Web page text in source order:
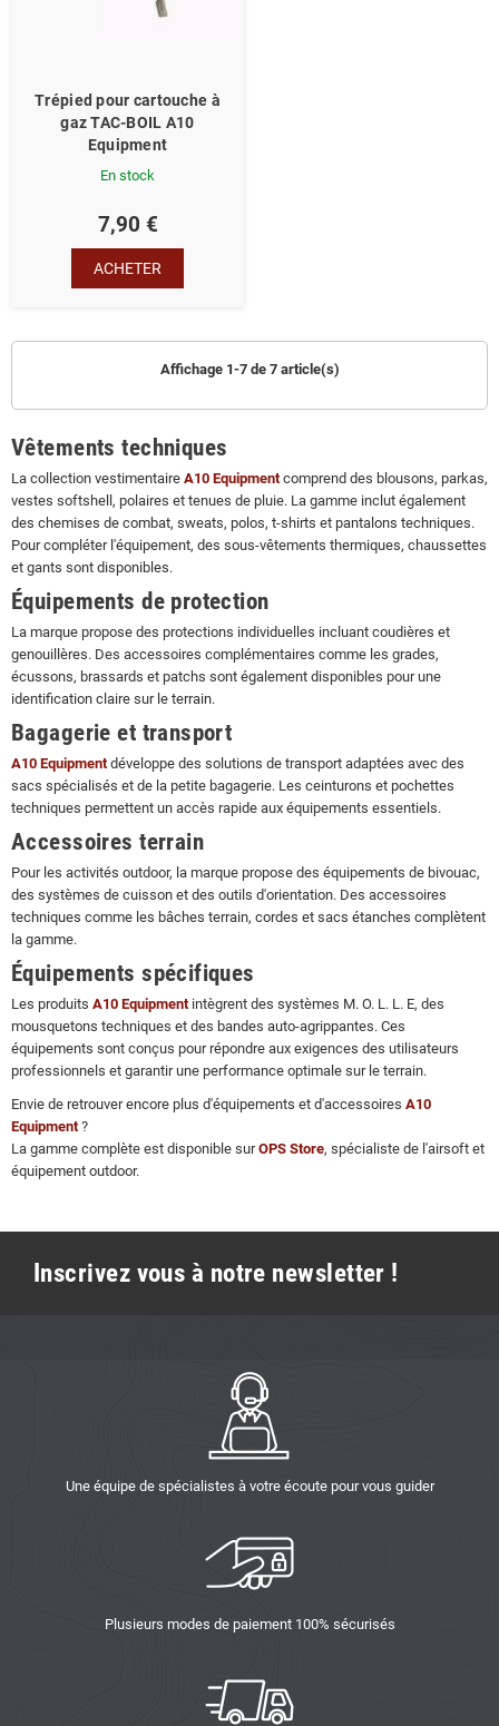
Trépied pour cartouche à
gaz TAC-BOIL A10
Equipment
En stock
7,90 €
ACHETER
Affichage 1-7 de 7 article(s)
Vêtements techniques
La collection vestimentaire A10 Equipmentcomprend des blousons, parkas,
vestes softshell, polaires et tenues de pluie. La gamme inclut également
des chemises de combat, sweats, polos, t-shirts et pantalons techniques.
Pour compléter l'équipement, des sous-vêtements thermiques, chaussettes
et gants sont disponibles.
Équipements de protection
La marque propose des protections individuelles incluant coudières et
genouillères. Des accessoires complémentaires comme les grades,
écussons, brassards et patchs sont également disponibles pour une
identification claire sur le terrain.
Bagagerie et transport
A10 Equipmentdéveloppe des solutions de transport adaptées avec des
sacs spécialisés et de la petite bagagerie. Les ceinturons et pochettes
techniques permettent un accès rapide aux équipements essentiels.
Accessoires terrain
Pour les activités outdoor, la marque propose des équipements de bivouac,
des systèmes de cuisson et des outils d'orientation. Des accessoires
techniques comme les bâches terrain, cordes et sacs étanches complètent
la gamme.
Équipements spécifiques
Les produits A10 Equipmentintègrent des systèmes M. O. L. L. E, des
mousquetons techniques et des bandes auto-agrippantes. Ces
équipements sont conçus pour répondre aux exigences des utilisateurs
professionnels et garantir une performance optimale sur le terrain.
Envie de retrouver encore plus d'équipements et d'accessoires A10
Equipment?
La gamme complète est disponible surOPS Store, spécialiste de l'airsoft et
équipement outdoor.
Inscrivez vous à notre newsletter !
Une équipe de spécialistes à votre écoute pour vous guider
Plusieurs modes de paiement 100% sécurisés